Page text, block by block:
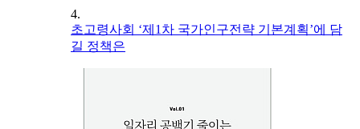
4.
초고령사회 ‘제1차 국가인구전략 기본계획’에 담
길 정책은